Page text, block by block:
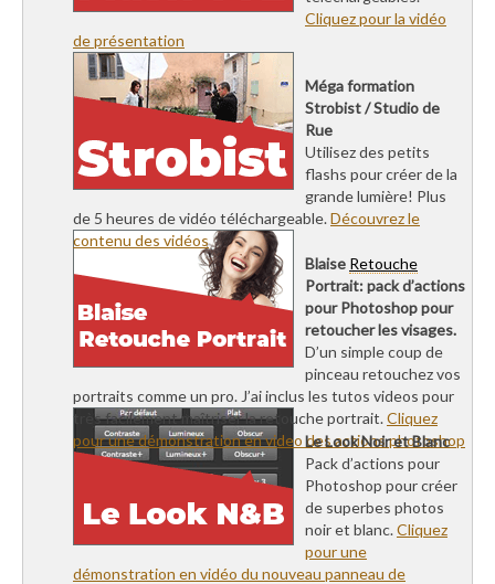
Cliquez pour la vidéo
de présentation
Méga formation
Strobist / Studio de
Rue
Utilisez des petits
flashs pour créer de la
grande lumière! Plus
de 5 heures de vidéo téléchargeable.Découvrez le
contenu des vidéos
Blaise Retouche
Portrait: pack d’actions
pour Photoshop pour
retoucher les visages.
D’un simple coup de
pinceau retouchez vos
portraits comme un pro. J’ai inclus les tutos videos pour
très facilement maîtriser la retouche portrait.Cliquez
pour une démonstration en video des actions photoshop
Le Look Noir et Blanc
Pack d’actions pour
Photoshop pour créer
de superbes photos
noir et blanc.Cliquez
pour une
démonstration en vidéo du nouveau panneau de